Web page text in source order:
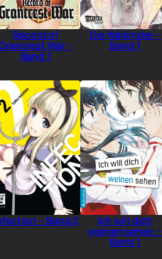
Record of
War –
Band 1
Die Walkinder –
Band 1
– Band 2 Ich will dich
weinen sehen –
Band 1